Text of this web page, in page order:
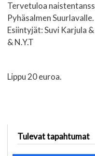
Tervetuloa
Pyhäsalmen Suurlavalle.
Esiintyjät: Suvi Karjula
& N.Y.T
Lippu 20 euroa.
Tulevat tapahtumat